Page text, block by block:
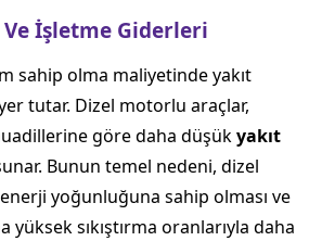
İşletme Giderleri
sahip olma maliyetinde yakıt
tutar. Dizel motorlu araçlar,
göre daha düşükyakıt
Bunun temel nedeni, dizel
yoğunluğuna sahip olması ve
sıkıştırma oranlarıyla daha